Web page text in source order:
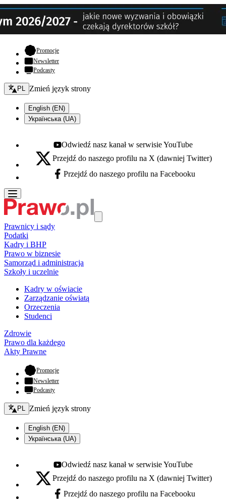
Promocje- otwiera się w nowej karcie
Newsletter
Podcasty
Zmień język - bieżący:
PL Zmień język strony
English (EN)
Українська (UA)
Youtube - otwiera się w nowej karcie
Odwiedź nasz kanał w serwisie YouTube
X - otwiera się w nowej karcie
Przejdź do naszego profilu na X (dawniej Twitter)
Facebook - otwiera się w nowej karcie
Przejdź do naszego profilu na Facebooku
Prawnicy i sądy
Podatki
Kadry i BHP
Prawo w biznesie
Samorząd i administracja
Szkoły i uczelnie
Kadry w oświacie
Zarządzanie oświatą
Orzeczenia
Studenci
Zdrowie
Prawo dla każdego
Akty Prawne
Promocje- otwiera się w nowej karcie
Newsletter
Podcasty
Zmień język - bieżący:
PL Zmień język strony
English (EN)
Українська (UA)
Youtube - otwiera się w nowej karcie
Odwiedź nasz kanał w serwisie YouTube
X - otwiera się w nowej karcie
Przejdź do naszego profilu na X (dawniej Twitter)
Facebook - otwiera się w nowej karcie
Przejdź do naszego profilu na Facebooku